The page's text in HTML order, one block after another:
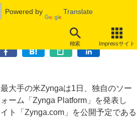
Powered by Translate
検索 Impressサイト
Zynga、独自プラットフォーム発表
大手の米Zyngaは1日、独自のソー
ーム「Zynga Platform」を発表し
ト「Zynga.com」を公開予定である